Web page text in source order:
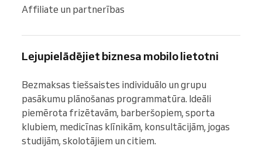
Affiliate un partnerības
Lejupielādējiet biznesa mobilo lietotni
Bezmaksas tiešsaistes individuālo un grupu
pasākumu plānošanas programmatūra. Ideāli
piemērota frizētavām, barberšopiem, sporta
klubiem, medicīnas klīnikām, konsultācijām, jogas
studijām, skolotājiem un citiem.